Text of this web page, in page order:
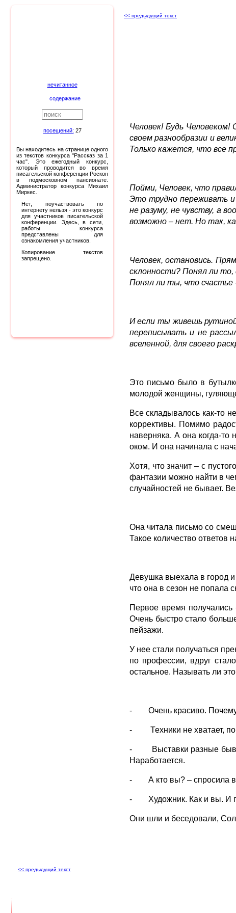
нечитанное
содержание
посещений: 27
Вы находитесь на странице одного
из текстов конкурса "Рассказ за 1
час". Это ежегодный конкурс,
который проводится во время
писательской конференции Роскон
в подмосковном пансионате.
Администратор конкурса Михаил
Миркес.
Нет, поучаствовать по
интернету нельзя - это конкурс
для участников писательской
конференции. Здесь, в сети,
работы конкурса
представлены для
ознакомления участников.
Копирование текстов
запрещено.
<< предыдущий текст
Человек! Будь
своем разнообразии и
Только кажется, что все
Пойми, Человек, что
Это трудно переживать
не разуму, не чувству, а
возможно – нет. Но так,
Человек, остановись.
склонности? Понял ли
Понял ли ты, что счастье
И если ты живешь
переписывать и не
вселенной, для своего
Это письмо было в
молодой женщины,
Все складывалось как-то
коррективы. Помимо
наверняка. А она когда-то
оком. И она начинала с
Хотя, что значит – с
фантазии можно найти в
случайностей не бывает.
Она читала письмо со
Такое количество
Девушка выехала в город
что она в сезон не попала
Первое время
Очень быстро стало
пейзажи.
У нее стали получаться
по профессии, вдруг
остальное. Называть ли
- Очень красиво. Почему
- Техники не хватает, по
- Выставки разные
Наработается.
- А кто вы? – спросила
- Художник. Как и вы. И
Они шли и беседовали,
<< предыдущий текст